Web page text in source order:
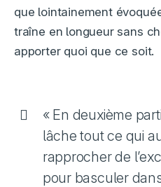
que lointainement
traîne en longueur sans
apporter quoi que ce soit.
« En deuxième
lâche tout ce qui
rapprocher de
pour basculer